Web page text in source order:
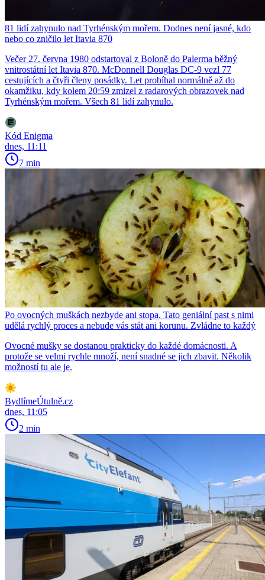
81 lidí zahynulo nad Tyrhénským mořem. Dodnes není jasné, kdo
nebo co zničilo let Itavia 870
Večer 27. června 1980 odstartoval z Boloně do Palerma běžný
vnitrostátní let Itavia 870. McDonnell Douglas DC-9 vezl 77
cestujících a čtyři členy posádky. Let probíhal normálně až do
okamžiku, kdy kolem 20:59 zmizel z radarových obrazovek nad
Tyrhénským mořem. Všech 81 lidí zahynulo.
Kód Enigma
dnes, 11:11
7 min
Po ovocných muškách nezbyde ani stopa. Tato geniální past s nimi
udělá rychlý proces a nebude vás stát ani korunu. Zvládne to každý
Ovocné mušky se dostanou prakticky do každé domácnosti. A
protože se velmi rychle množí, není snadné se jich zbavit. Několik
možností tu ale je.
BydlímeÚtulně.cz
dnes, 11:05
2 min